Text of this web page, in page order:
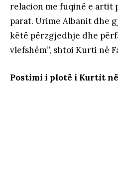
relacion me fuqinë e artit
parat. Urime Albanit dhe
këtë përzgjedhje dhe
vlefshëm”, shtoi Kurti në
Postimi i plotë i Kurtit në